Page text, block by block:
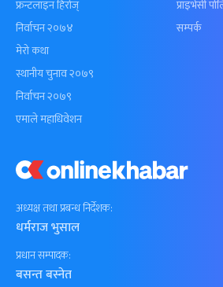
अध्यक्ष तथा प्रबन्ध निर्देशक:
धर्मराज भुसाल
प्रधान सम्पादक:
बसन्त बस्नेत
फ्रन्टलाइन हिरोज्
निर्वाचन २०७४
मेरो कथा
स्थानीय चुनाव २०७९
निर्वाचन २०७९
एमाले महाधिवेशन
प्राइभेसी
सम्पर्क